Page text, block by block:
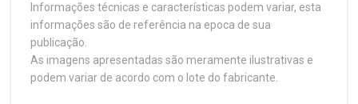
Informações técnicas e características podem variar, esta
informações são de referência na epoca de sua
publicação.
As imagens apresentadas são meramente ilustrativas e
podem variar de acordo com o lote do fabricante.